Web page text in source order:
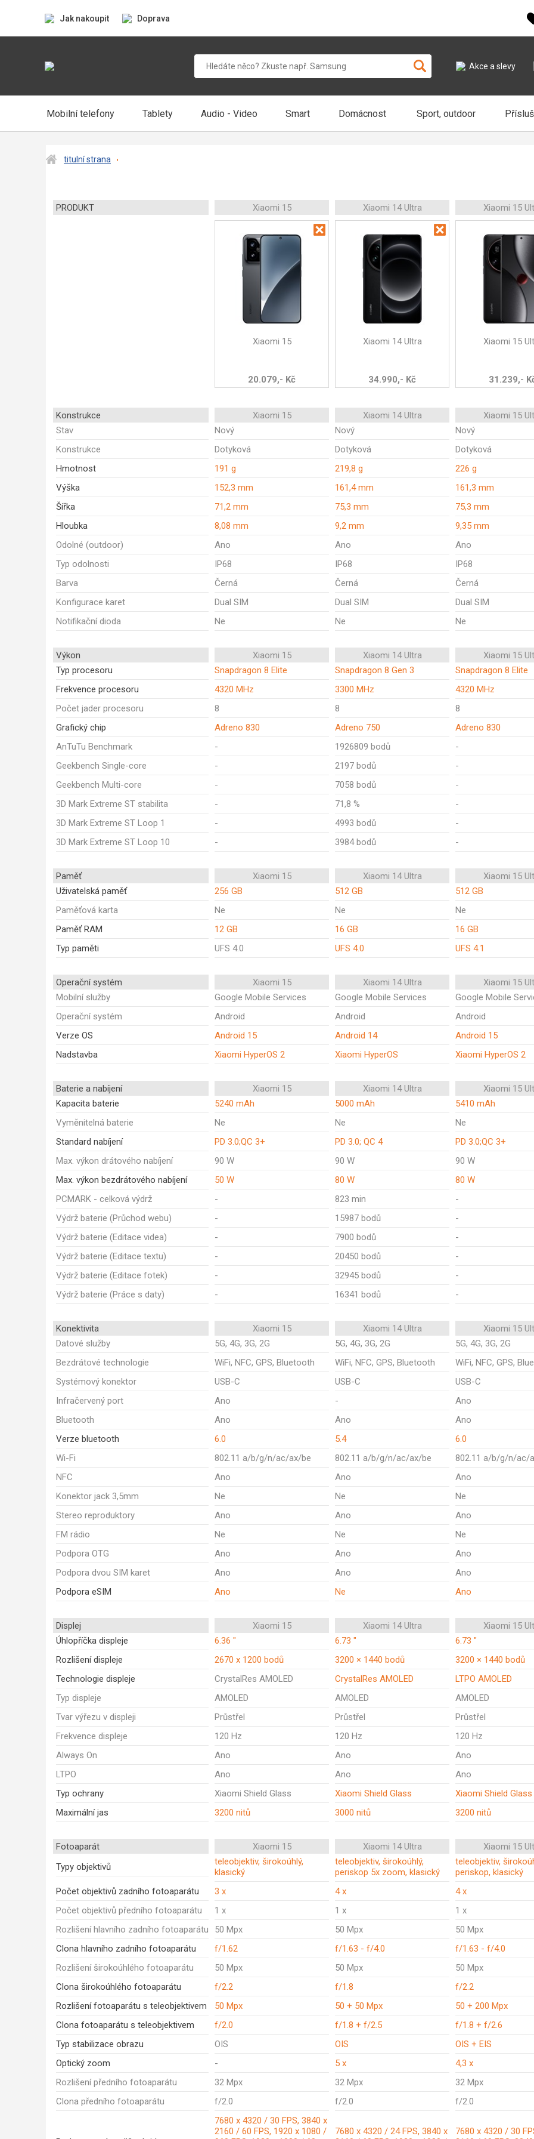
Jak nakoupit Doprava
Akce a slevy
Mobilní telefony Tablety Audio - Video Smart Domácnost Sport, outdoor
titulní strana
PRODUKT Xiaomi 15 Xiaomi 14 Ultra Xiaomi 15
Xiaomi 15
20.079,- Kč
Xiaomi 14 Ultra
34.990,- Kč
Xiaomi 15
31.239,-
Konstrukce Xiaomi 15 Xiaomi 14 Ultra
Xiaomi 15
Stav
Nový Nový
Nový
Konstrukce
Dotyková Dotyková
Dotyková
Hmotnost
191 g 219,8 g
226 g
Výška
152,3 mm 161,4 mm
161,3 mm
Šířka
71,2 mm 75,3 mm
75,3 mm
Hloubka
8,08 mm 9,2 mm
9,35 mm
Odolné (outdoor)
Ano Ano
Ano
Typ odolnosti
IP68 IP68
IP68
Barva
Černá Černá
Černá
Konfigurace karet
Dual SIM Dual SIM
Dual SIM
Notifikační dioda
Ne Ne Ne
Výkon Xiaomi 15 Xiaomi 14 Ultra
Xiaomi 15
Typ procesoru
Snapdragon 8 Elite Snapdragon 8 Gen 3
Snapdragon 8 Elite
Frekvence procesoru
4320 MHz 3300 MHz
4320 MHz
Počet jader procesoru
8 8
8
Grafický chip
Adreno 830 Adreno 750
Adreno 830
AnTuTu Benchmark
- 1926809 bodů
-
Geekbench Single-core
- 2197 bodů
-
Geekbench Multi-core
- 7058 bodů
-
3D Mark Extreme ST stabilita
- 71,8 %
-
3D Mark Extreme ST Loop 1
- 4993 bodů
-
3D Mark Extreme ST Loop 10
- 3984 bodů -
Paměť Xiaomi 15 Xiaomi 14 Ultra
Xiaomi 15
Uživatelská paměť
256 GB 512 GB
512 GB
Paměťová karta
Ne Ne
Ne
Paměť RAM
12 GB 16 GB
16 GB
Typ paměti
UFS 4.0 UFS 4.0 UFS 4.1
Operační systém Xiaomi 15 Xiaomi 14 Ultra
Xiaomi 15
Mobilní služby
Google Mobile Services Google Mobile Services
Google Mobile
Operační systém
Android Android
Android
Verze OS
Android 15 Android 14
Android 15
Nadstavba
Xiaomi HyperOS 2 Xiaomi HyperOS Xiaomi HyperOS 2
Baterie a nabíjení Xiaomi 15 Xiaomi 14 Ultra
Xiaomi 15
Kapacita baterie
5240 mAh 5000 mAh
5410 mAh
Vyměnitelná baterie
Ne Ne
Ne
Standard nabíjení
PD 3.0;QC 3+ PD 3.0; QC 4
PD 3.0;QC 3+
Max. výkon drátového nabíjení
90 W 90 W
90 W
Max. výkon bezdrátového nabíjení
50 W 80 W
80 W
PCMARK - celková výdrž
- 823 min
-
Výdrž baterie (Průchod webu)
- 15987 bodů
-
Výdrž baterie (Editace videa)
- 7900 bodů
-
Výdrž baterie (Editace textu)
- 20450 bodů
-
Výdrž baterie (Editace fotek)
- 32945 bodů
-
Výdrž baterie (Práce s daty)
- 16341 bodů -
Konektivita Xiaomi 15 Xiaomi 14 Ultra
Xiaomi 15
Datové služby
5G, 4G, 3G, 2G 5G, 4G, 3G, 2G
5G, 4G, 3G, 2G
Bezdrátové technologie
WiFi, NFC, GPS, Bluetooth WiFi, NFC, GPS, Bluetooth
WiFi, NFC, GPS,
Systémový konektor
USB-C USB-C
USB-C
Infračervený port
Ano -
Ano
Bluetooth
Ano Ano
Ano
Verze bluetooth
6.0 5.4
6.0
Wi-Fi
802.11 a/b/g/n/ac/ax/be 802.11 a/b/g/n/ac/ax/be
802.11 a/b/g/n/ac/
NFC
Ano Ano
Ano
Konektor jack 3,5mm
Ne Ne
Ne
Stereo reproduktory
Ano Ano
Ano
FM rádio
Ne Ne
Ne
Podpora OTG
Ano Ano
Ano
Podpora dvou SIM karet
Ano Ano
Ano
Podpora eSIM
Ano Ne Ano
Displej Xiaomi 15 Xiaomi 14 Ultra
Xiaomi 15
Úhlopříčka displeje
6.36 " 6.73 "
6.73 "
Rozlišení displeje
2670 x 1200 bodů 3200 × 1440 bodů
3200 × 1440 bodů
Technologie displeje
CrystalRes AMOLED CrystalRes AMOLED
LTPO AMOLED
Typ displeje
AMOLED AMOLED
AMOLED
Tvar výřezu v displeji
Průstřel Průstřel
Průstřel
Frekvence displeje
120 Hz 120 Hz
120 Hz
Always On
Ano Ano
Ano
LTPO
Ano Ano
Ano
Typ ochrany
Xiaomi Shield Glass Xiaomi Shield Glass
Xiaomi Shield Glass
Maximální jas
3200 nitů 3000 nitů 3200 nitů
Fotoaparát Xiaomi 15 Xiaomi 14 Ultra
Xiaomi 15
Typy objektivů
teleobjektiv, širokoúhlý,
klasický
teleobjektiv, širokoúhlý,
periskop 5x zoom, klasický
teleobjektiv,
periskop, klasický
Počet objektivů zadního fotoaparátu
3 x 4 x
4 x
Počet objektivů předního fotoaparátu
1 x 1 x
1 x
Rozlišení hlavního zadního fotoaparátu
50 Mpx 50 Mpx
50 Mpx
Clona hlavního zadního fotoaparátu
f/1.62 f/1.63 - f/4.0
f/1.63 - f/4.0
Rozlišení širokoúhlého fotoaparátu
50 Mpx 50 Mpx
50 Mpx
Clona širokoúhlého fotoaparátu
f/2.2 f/1.8
f/2.2
Rozlišení fotoaparátu s teleobjektivem
50 Mpx 50 + 50 Mpx
50 + 200 Mpx
Clona fotoaparátu s teleobjektivem
f/2.0 f/1.8 + f/2.5
f/1.8 + f/2.6
Typ stabilizace obrazu
OIS OIS
OIS + EIS
Optický zoom
- 5 x
4,3 x
Rozlišení předního fotoaparátu
32 Mpx 32 Mpx
32 Mpx
Clona předního fotoaparátu
f/2.0 f/2.0 f/2.0
7680 x 4320 / 30 FPS, 3840 x
2160 / 60 FPS, 1920 x 1080 /
7680 x 4320 / 24 FPS, 3840 x
7680 x 4320 / 30